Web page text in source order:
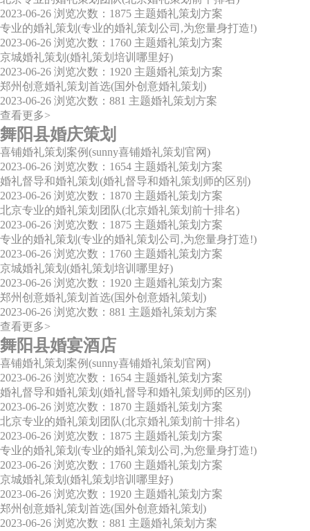
2023-06-26 浏览次数：1875 主题婚礼策划方案
专业的婚礼策划(专业的婚礼策划公司,为您量身打造!)
2023-06-26 浏览次数：1760 主题婚礼策划方案
京城婚礼策划(婚礼策划培训哪里好)
2023-06-26 浏览次数：1920 主题婚礼策划方案
郑州创意婚礼策划首选(国外创意婚礼策划)
2023-06-26 浏览次数：881 主题婚礼策划方案
查看更多>
舞阳县婚庆策划
喜铺婚礼策划案例(sunny喜铺婚礼策划官网)
2023-06-26 浏览次数：1654 主题婚礼策划方案
婚礼督导和婚礼策划(婚礼督导和婚礼策划师的区别)
2023-06-26 浏览次数：1870 主题婚礼策划方案
北京专业的婚礼策划团队(北京婚礼策划前十排名)
2023-06-26 浏览次数：1875 主题婚礼策划方案
专业的婚礼策划(专业的婚礼策划公司,为您量身打造!)
2023-06-26 浏览次数：1760 主题婚礼策划方案
京城婚礼策划(婚礼策划培训哪里好)
2023-06-26 浏览次数：1920 主题婚礼策划方案
郑州创意婚礼策划首选(国外创意婚礼策划)
2023-06-26 浏览次数：881 主题婚礼策划方案
查看更多>
舞阳县婚宴酒店
喜铺婚礼策划案例(sunny喜铺婚礼策划官网)
2023-06-26 浏览次数：1654 主题婚礼策划方案
婚礼督导和婚礼策划(婚礼督导和婚礼策划师的区别)
2023-06-26 浏览次数：1870 主题婚礼策划方案
北京专业的婚礼策划团队(北京婚礼策划前十排名)
2023-06-26 浏览次数：1875 主题婚礼策划方案
专业的婚礼策划(专业的婚礼策划公司,为您量身打造!)
2023-06-26 浏览次数：1760 主题婚礼策划方案
京城婚礼策划(婚礼策划培训哪里好)
2023-06-26 浏览次数：1920 主题婚礼策划方案
郑州创意婚礼策划首选(国外创意婚礼策划)
2023-06-26 浏览次数：881 主题婚礼策划方案